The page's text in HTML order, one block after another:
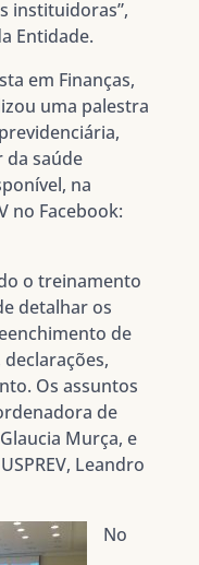
instituidoras”,
Entidade.
em Finanças,
uma palestra
da saúde
na
no Facebook:
o treinamento
detalhar os
de
Os assuntos
de
Murça, e
Leandro
No